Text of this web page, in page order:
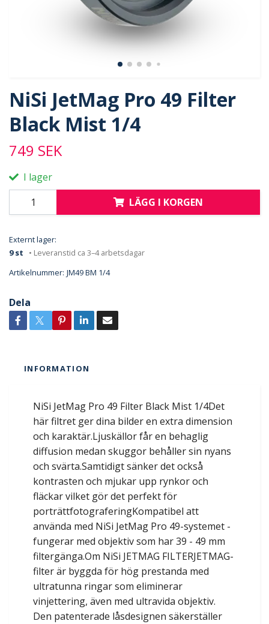
NiSi JetMag Pro 49 Filter
Black Mist 1/4
749 SEK
I lager
LÄGG I KORGEN
Externt lager:
9 st
• Leveranstid ca 3–4 arbetsdagar
Artikelnummer: JM49 BM 1/4
Dela
INFORMATION
NiSi JetMag Pro 49 Filter Black Mist 1/4Det
här filtret ger dina bilder en extra dimension
och karaktär.Ljuskällor får en behaglig
diffusion medan skuggor behåller sin nyans
och svärta.Samtidigt sänker det också
kontrasten och mjukar upp rynkor och
fläckar vilket gör det perfekt för
porträttfotograferingKompatibel att
använda med NiSi JetMag Pro 49-systemet -
fungerar med objektiv som har 39 - 49 mm
filtergänga.Om NiSi JETMAG FILTERJETMAG-
filter är byggda för hög prestanda med
ultratunna ringar som eliminerar
vinjettering, även med ultravida objektiv.
Den patenterade låsdesignen säkerställer